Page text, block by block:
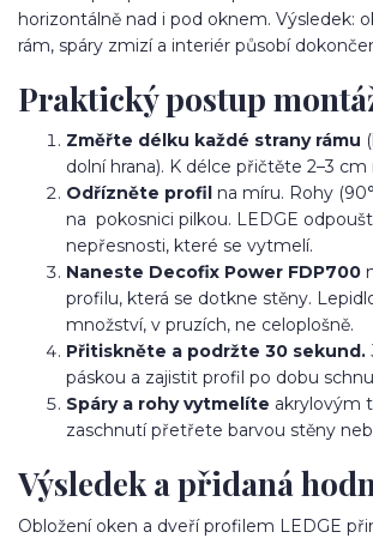
horizontálně nad i pod oknem. Výsledek:
rám, spáry zmizí a interiér působí
Praktický postup
Změřte délku každé strany rámu
dolní hrana). K délce přičtěte 2–3 cm
Odřízněte profil na míru. Rohy
na pokosnici pilkou. LEDGE
nepřesnosti, které se vytmelí.
Naneste Decofix Power FDP700
profilu, která se dotkne stěny.
množství, v pruzích, ne celoplošně.
Přitiskněte a podržte 30 sekund.
páskou a zajistit profil po dobu
Spáry a rohy vytmelíte akrylovým
zaschnutí přetřete barvou stěny
Výsledek a přidaná
Obložení oken a dveří profilem LEDGE